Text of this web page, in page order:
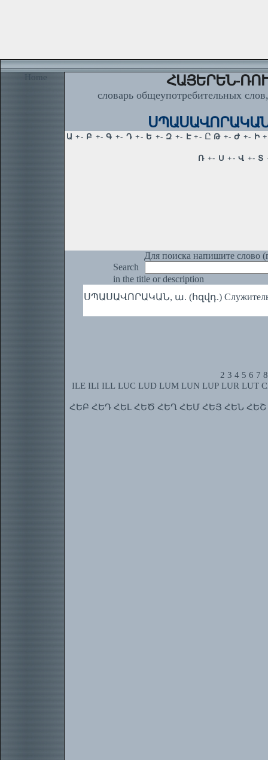
Home ՀԱՅԵՐԵՆ-
словарь общеупотребительных
ՍՊԱՍԱՎՈՐԱԿԱՆ,
Для поиска напишите слово
Search
in the title or description
ՍՊԱՍԱՎՈՐԱԿԱՆ, ա. (հզվդ.)
2 3 4 5 6 7 8
ILE ILI ILL LUC LUD LUM LUN LUP LUR LUT
ՀԵԲ ՀԵԴ ՀԵԼ ՀԵԾ ՀԵՂ ՀԵՄ ՀԵՅ ՀԵՆ ՀԵՇ